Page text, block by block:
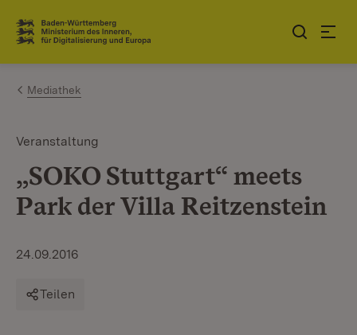
Zum Inhalt springen
Link zur Startseite
Mediathek
Veranstaltung
„SOKO Stuttgart“ meets
Park der Villa Reitzenstein
24.09.2016
Teilen